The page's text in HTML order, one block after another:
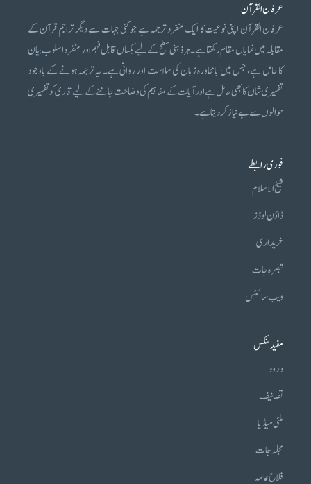
عرفان القرآن
عرفان القرآن اپنی نوعیت کا ایک منفرد ترجمہ ہے جو کئی جہات سے دیگر تراجم قرآن کے
مقابلہ میں نمایاں مقام رکھتا ہے۔ ہر ذہنی سطح کے لیے یکساں قابل فہم اور منفرد اسلوب بیان
کا حامل ہے، جس میں بامحاورہ زبان کی سلاست اور روانی ہے۔ یہ ترجمہ ہونے کے باوجود
تفسیری شان کا بھی حامل ہے اور آیات کے مفاہیم کی وضاحت جاننے کے لیے قاری کو تفسیری
حوالوں سے بے نیاز کر دیتا ہے۔
فوری رابطے
شیخ الاسلام
ڈاؤن لوڈز
خریداری
تبصرہ جات
ویب سائٹس
مفید لنکس
درود
تصانیف
ملٹی میڈیا
مجلہ جات
فلاح عامہ